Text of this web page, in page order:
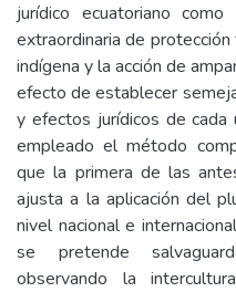
jurídico ecuatoriano
extraordinaria de
indígena y la acción de
efecto de establecer
y efectos jurídicos de cada
empleado el método
que la primera de las
ajusta a la aplicación del
nivel nacional e
se pretende
observando la